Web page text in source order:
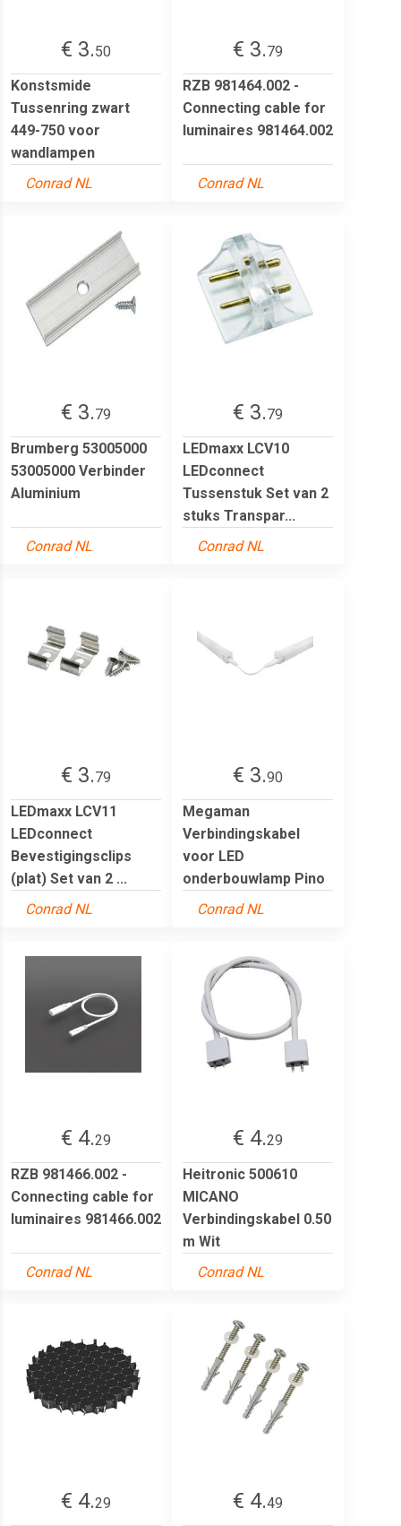
€ 3.50
Konstsmide
Tussenring zwart
449-750 voor
wandlampen
Conrad NL
€ 3.79
RZB 981464.002 -
Connecting cable for
luminaires 981464.002
Conrad NL
€ 3.79
Brumberg 53005000
53005000 Verbinder
Aluminium
Conrad NL
€ 3.79
LEDmaxx LCV10
LEDconnect
Tussenstuk Set van 2
stuks Transpar...
Conrad NL
€ 3.79
LEDmaxx LCV11
LEDconnect
Bevestigingsclips
(plat) Set van 2 ...
Conrad NL
€ 3.90
Megaman
Verbindingskabel
voor LED
onderbouwlamp Pino
Conrad NL
€ 4.29
RZB 981466.002 -
Connecting cable for
luminaires 981466.002
Conrad NL
€ 4.29
Heitronic 500610
MICANO
Verbindingskabel 0.50
m Wit
Conrad NL
€ 4.29 € 4.49